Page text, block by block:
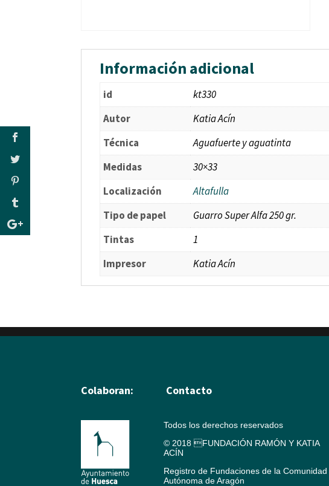
Información adicional
id
kt330
Autor
Katia Acín
Técnica
Aguafuerte y aguatinta
Medidas
30×33
Localización
Altafulla
Tipo de papel
Guarro Super Alfa 250 gr.
Tintas
1
Impresor
Katia Acín
Colaboran: Contacto
Todos los derechos reservados
© 2018 FUNDACIÓN RAMÓN Y KATIA
ACÍN
Registro de Fundaciones de la Comunidad
Autónoma de Aragón